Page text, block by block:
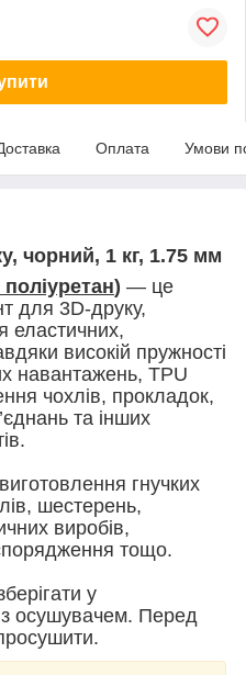
Оплата Умови
чорний, 1 кг, 1.75 мм
) — це
для 3D-друку,
еластичних,
високій пружності
навантажень, TPU
чохлів, прокладок,
та інших
гнучких
шестерень,
виробів,
тощо.
у
з осушувачем. Перед